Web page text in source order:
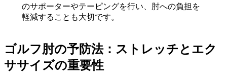
のサポーターやテーピングを行い、肘への負担を
軽減することも大切です。
ゴルフ肘の予防法：ストレッチとエク
ササイズの重要性